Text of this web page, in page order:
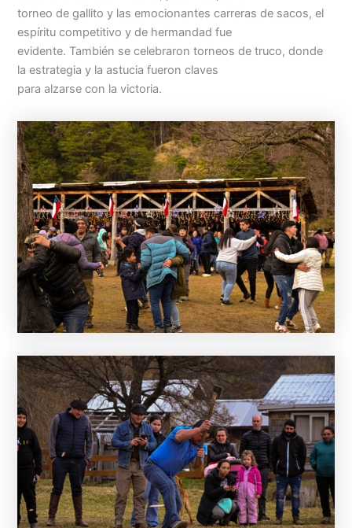
torneo de gallito y las emocionantes carreras de sacos, el
espíritu competitivo y de hermandad fue
evidente. También se celebraron torneos de truco, donde
la estrategia y la astucia fueron claves
para alzarse con la victoria.